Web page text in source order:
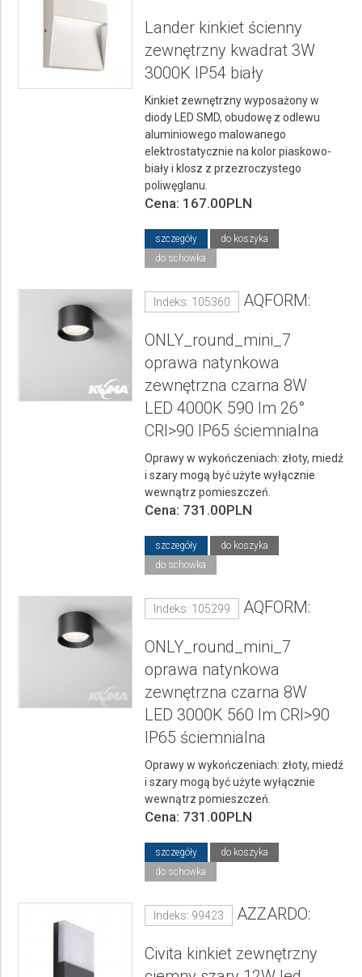
Lander kinkiet ścienny
zewnętrzny kwadrat 3W
3000K IP54 biały
Kinkiet zewnętrzny wyposażony w
diody LED SMD, obudowę z odlewu
aluminiowego malowanego
elektrostatycznie na kolor piaskowo-
biały i klosz z przezroczystego
poliwęglanu.
Cena: 167.00PLN
szczegóły
do koszyka
do schowka
Indeks: 105360 AQFORM:
ONLY_round_mini_7
oprawa natynkowa
zewnętrzna czarna 8W
LED 4000K 590 lm 26°
CRI>90 IP65 ściemnialna
Oprawy w wykończeniach: złoty, miedź
i szary mogą być użyte wyłącznie
wewnątrz pomieszczeń.
Cena: 731.00PLN
szczegóły
do koszyka
do schowka
Indeks: 105299 AQFORM:
ONLY_round_mini_7
oprawa natynkowa
zewnętrzna czarna 8W
LED 3000K 560 lm CRI>90
IP65 ściemnialna
Oprawy w wykończeniach: złoty, miedź
i szary mogą być użyte wyłącznie
wewnątrz pomieszczeń.
Cena: 731.00PLN
szczegóły
do koszyka
do schowka
Indeks: 99423 AZZARDO:
Civita kinkiet zewnętrzny